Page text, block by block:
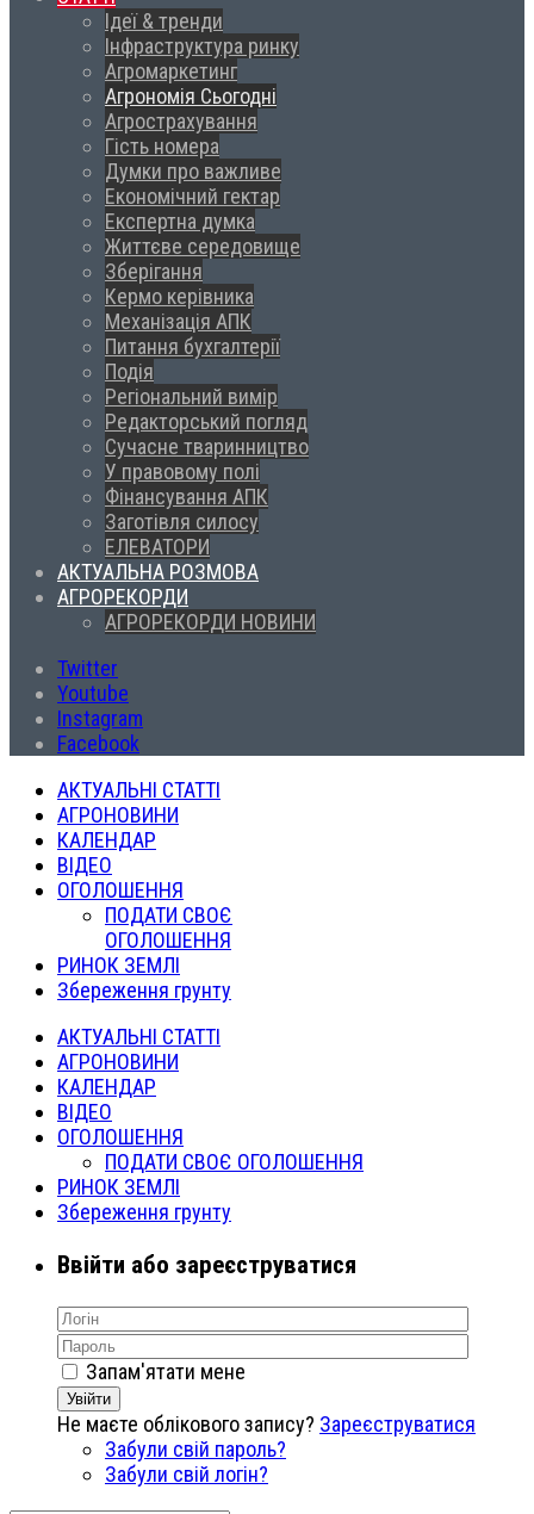
Ідеї & тренди
Інфраструктура ринку
Агромаркетинг
Агрономія Сьогодні
Агрострахування
Гість номера
Думки про важливе
Економічний гектар
Експертна думка
Життєве середовище
Зберігання
Кермо керівника
Механізація АПК
Питання бухгалтерії
Подія
Регіональний вимір
Редакторський погляд
Сучасне тваринництво
У правовому полі
Фінансування АПК
Заготівля силосу
ЕЛЕВАТОРИ
АКТУАЛЬНА РОЗМОВА
АГРОРЕКОРДИ
АГРОРЕКОРДИ НОВИНИ
Twitter
Youtube
Instagram
Facebook
АКТУАЛЬНІ СТАТТІ
АГРОНОВИНИ
КАЛЕНДАР
ВІДЕО
ОГОЛОШЕННЯ
ПОДАТИ СВОЄ
ОГОЛОШЕННЯ
РИНОК ЗЕМЛІ
Збереження грунту
АКТУАЛЬНІ СТАТТІ
АГРОНОВИНИ
КАЛЕНДАР
ВІДЕО
ОГОЛОШЕННЯ
ПОДАТИ СВОЄ ОГОЛОШЕННЯ
РИНОК ЗЕМЛІ
Збереження грунту
Ввійти або зареєструватися
Запам'ятати мене
Увійти
Не маєте облікового запису? Зареєструватися
Забули свій пароль?
Забули свій логін?